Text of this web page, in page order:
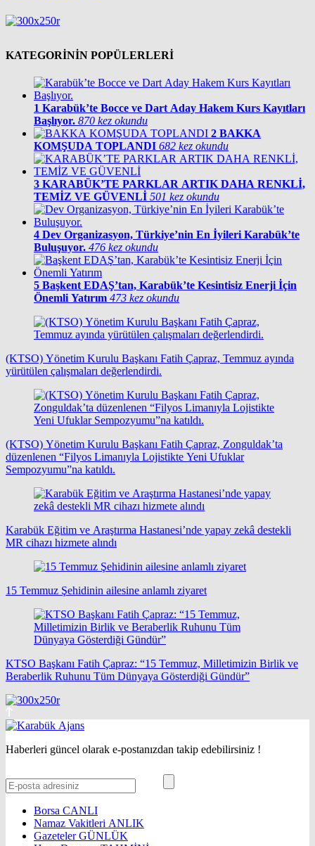
KATEGORİNİN POPÜLERLERİ
1 Karabük’te Bocce ve Dart Aday Hakem Kurs Kayıtları
Başlıyor. 870 kez okundu
2 BAKKA
KOMŞUDA TOPLANDI 682 kez okundu
3 KARABÜK’TE PARKLAR ARTIK DAHA RENKLİ,
TEMİZ VE GÜVENLİ 501 kez okundu
4 Dev Organizasyon, Türkiye’nin En İyileri Karabük’te
Buluşuyor. 476 kez okundu
5 Başkent EDAŞ’tan, Karabük’te Kesintisiz Enerji İçin
Önemli Yatırım 473 kez okundu
(KTSO) Yönetim Kurulu Başkanı Fatih Çapraz, Temmuz ayında
yürütülen çalışmaları değerlendirdi.
(KTSO) Yönetim Kurulu Başkanı Fatih Çapraz, Zonguldak’ta
düzenlenen “Filyos Limanıyla Lojistikte Yeni Ufuklar
Sempozyumu”na katıldı.
Karabük Eğitim ve Araştırma Hastanesi’nde yapay zekâ destekli
MR cihazı hizmete alındı
15 Temmuz Şehidinin ailesine anlamlı ziyaret
KTSO Başkanı Fatih Çapraz: “15 Temmuz, Milletimizin Birlik ve
Beraberlik Ruhunu Tüm Dünyaya Gösterdiği Gündür”
Haberleri güncel olarak e-postanızdan takip edebilirsiniz !
Borsa CANLI
Namaz Vakitleri ANLIK
GazetelerGÜNLÜK